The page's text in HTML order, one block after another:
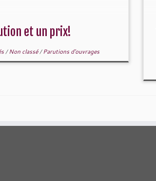
et un prix!
/Non classé/Parutions d'ouvrages